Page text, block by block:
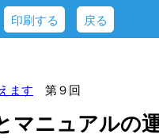
印刷する 戻る
ます 第９回
マニュアルの